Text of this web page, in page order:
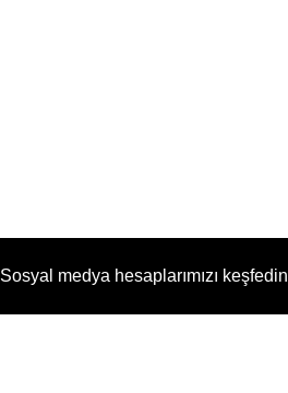
Sosyal medya hesaplarımızı keşfedin